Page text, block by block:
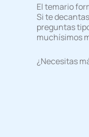
El temario
Si te
preguntas
muchísimos
¿Necesitas